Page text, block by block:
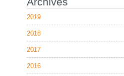
2019
2018
2017
2016